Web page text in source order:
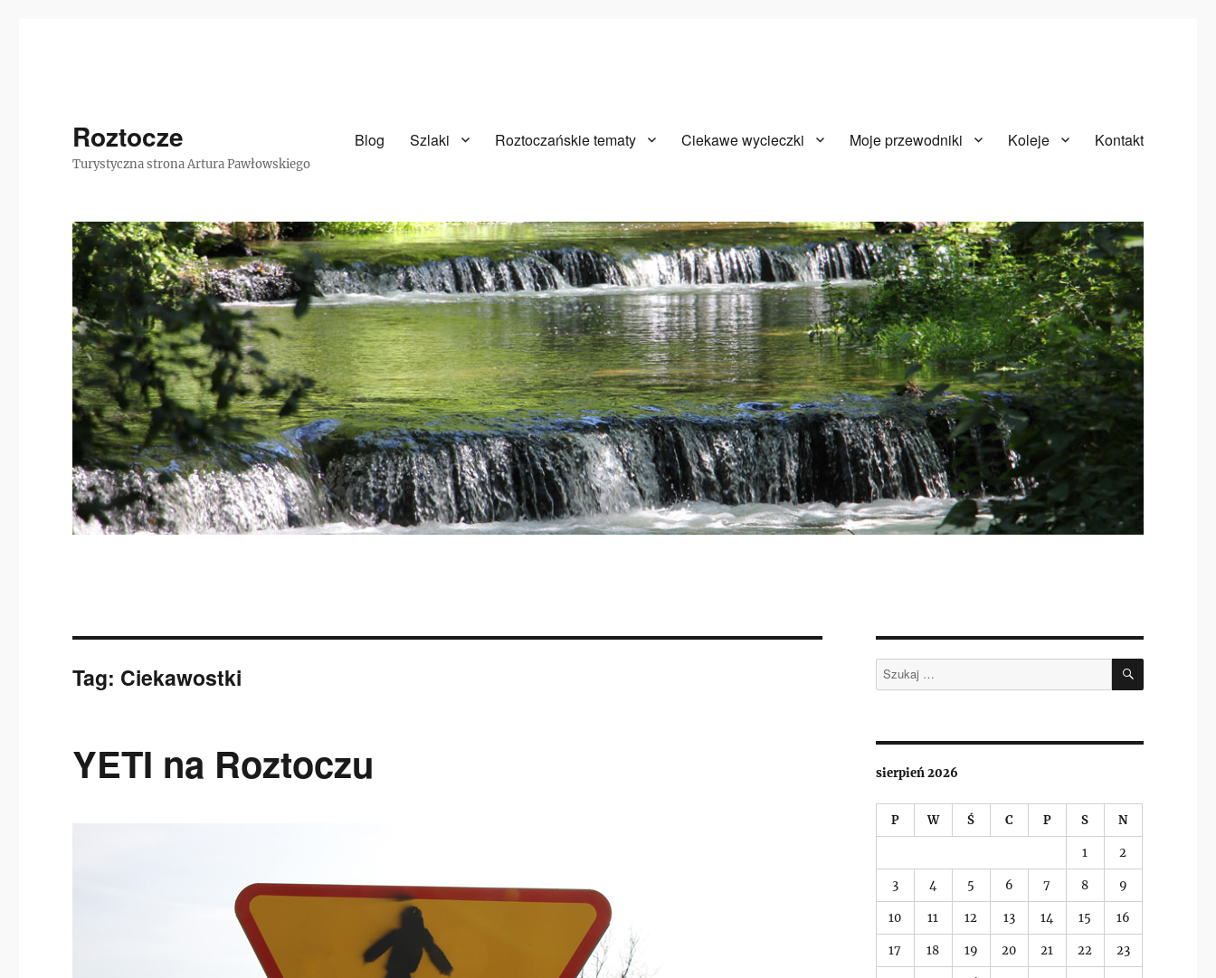
Roztocze
Turystyczna strona Artura Pawłowskiego
Blog Szlaki Roztoczańskie tematy Ciekawe wycieczki Moje przewodniki Koleje Kontakt
Tag: Ciekawostki
YETI na Roztoczu
Szukaj: SZUKAJ
sierpień 2026
P W Ś C P S N
1 2
3 4 5 6 7 8 9
10 11 12 13 14 15 16
17 18 19 20 21 22 23